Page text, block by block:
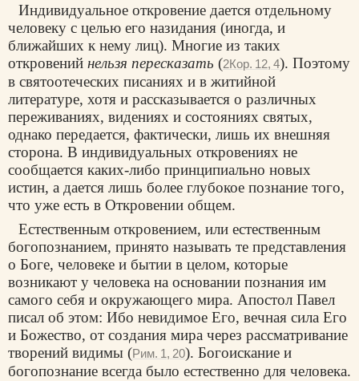
Индивидуальное откровение дается отдельному
человеку с целью его назидания (иногда, и
ближайших к нему лиц). Многие из таких
откровений нельзя пересказать (2Кор. 12, 4). Поэтому
в святоотеческих писаниях и в житийной
литературе, хотя и рассказывается о различных
переживаниях, видениях и состояниях святых,
однако передается, фактически, лишь их внешняя
сторона. В индивидуальных откровениях не
сообщается каких-либо принципиально новых
истин, а дается лишь более глубокое познание того,
что уже есть в Откровении общем.
Естественным откровением, или естественным
богопознанием, принято называть те представления
о Боге, человеке и бытии в целом, которые
возникают у человека на основании познания им
самого себя и окружающего мира. Апостол Павел
писал об этом: Ибо невидимое Его, вечная сила Его
и Божество, от создания мира через рассматривание
творений видимы (Рим. 1, 20). Богоискание и
богопознание всегда было естественно для человека.